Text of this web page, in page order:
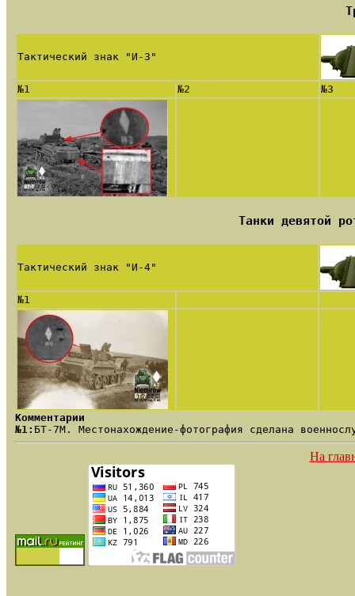
Тактический знак "И-3"
№1 №2 №3
Танки девятой
Тактический знак "И-4"
№1
Комментарии
№1: БТ-7М. Местонахождение-фотография сделана
На